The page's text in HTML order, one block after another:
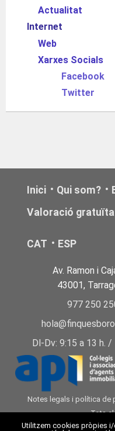
Actualitat
Internet
Web
Xarxes Socials
Facebook
Twitter
Inici Qui som?
Valoració gratuïta
CAT ESP
Av. Ramon i
43001,
977 250
Dl-Dv: 9:15 a 13 h. /
Notes legals i política de
Tots
Utilitzem cookies pròpies